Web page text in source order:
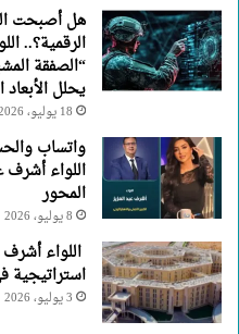
هل أصبحت
الرقمية؟..
“الصفقة
يحلل الأبعاد
18 يوليو، 2026
واتساب
اللواء أشرف
المحور
8 يوليو، 2026
اللواء أشرف
استراتيجية
3 يوليو، 2026